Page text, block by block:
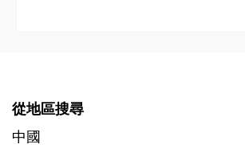
從地區搜尋
中國